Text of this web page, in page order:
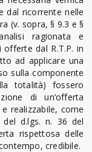
dal ricorrente nelle
(v. sopra, § 9.3 e §
ragionata e
dal R.T.P. in
ad applicare una
sulla componente
totalità) fossero
di un’offerta
realizzabile, come
del d.lgs. n. 36 del
rispettosa delle
credibile.